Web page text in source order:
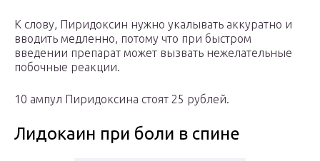
К слову, Пиридоксин нужно укалывать аккуратно и
вводить медленно, потому что при быстром
введении препарат может вызвать нежелательные
побочные реакции.
10 ампул Пиридоксина стоят 25 рублей.
Лидокаин при боли в спине